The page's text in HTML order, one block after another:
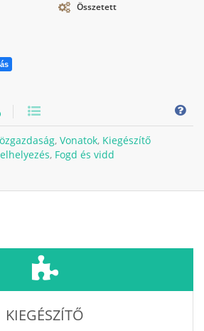
Összetett
, Vonatok, Kiegészítő
, Fogd és vidd
KIEGÉSZÍTŐ